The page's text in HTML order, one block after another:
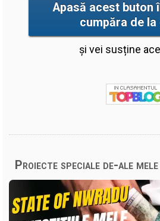
Apasă acest buton
cumpăra de la
și vei susține
Proiecte speciale de-ale mele